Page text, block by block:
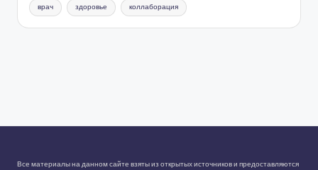
врач здоровье коллаборация
Все материалы на данном сайте взяты из открытых источников и предоставляются